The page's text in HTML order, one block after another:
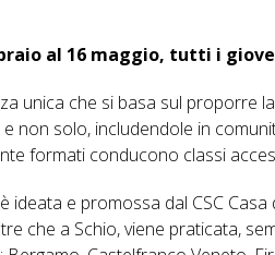
al 16 maggio, tutti i
unica che si basa sul
e non solo, includendole in
formati conducono classi
ideata e promossa dal CSC
che a Schio, viene praticata,